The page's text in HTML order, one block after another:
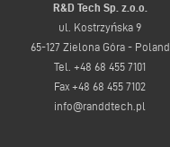
R&D Tech Sp. z.o.o.
ul. Kostrzyńska 9
65-127 Zielona Góra - Poland
Tel. +48 68 455 7101
Fax +48 68 455 7102
​info@randdtech.pl